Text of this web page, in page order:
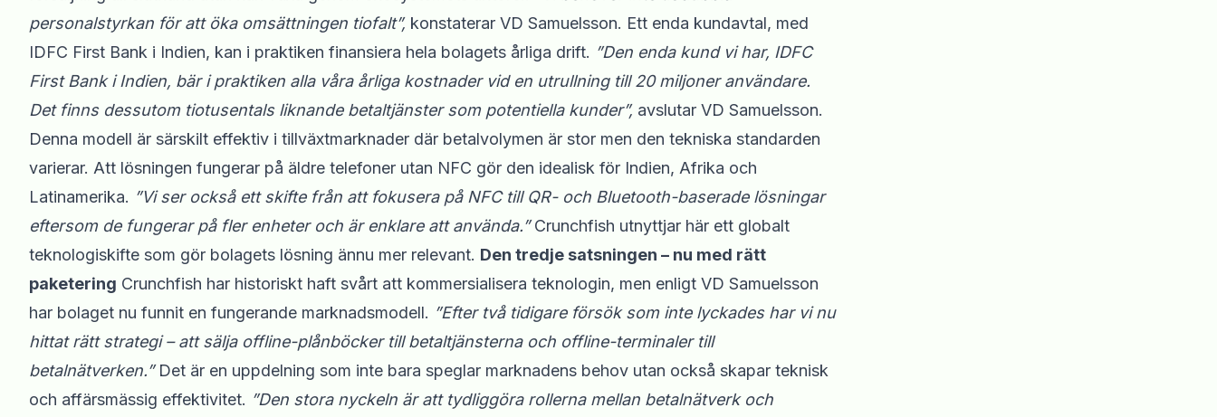
personalstyrkan för att öka omsättningen tiofalt”, konstaterar VD Samuelsson. Ett enda kundavtal, med
IDFC First Bank i Indien, kan i praktiken finansiera hela bolagets årliga drift. ”Den enda kund vi har, IDFC
First Bank i Indien, bär i praktiken alla våra årliga kostnader vid en utrullning till 20 miljoner användare.
Det finns dessutom tiotusentals liknande betaltjänster som potentiella kunder”, avslutar VD Samuelsson.
Denna modell är särskilt effektiv i tillväxtmarknader där betalvolymen är stor men den tekniska standarden
varierar. Att lösningen fungerar på äldre telefoner utan NFC gör den idealisk för Indien, Afrika och
Latinamerika. ”Vi ser också ett skifte från att fokusera på NFC till QR- och Bluetooth-baserade lösningar
eftersom de fungerar på fler enheter och är enklare att använda.”Crunchfish utnyttjar här ett globalt
teknologiskifte som gör bolagets lösning ännu mer relevant. Den tredje satsningen – nu med rätt
paketering Crunchfish har historiskt haft svårt att kommersialisera teknologin, men enligt VD Samuelsson
har bolaget nu funnit en fungerande marknadsmodell. ”Efter två tidigare försök som inte lyckades har vi nu
hittat rätt strategi – att sälja offline-plånböcker till betaltjänsterna och offline-terminaler till
betalnätverken.”Det är en uppdelning som inte bara speglar marknadens behov utan också skapar teknisk
och affärsmässig effektivitet. ”Den stora nyckeln är att tydliggöra rollerna mellan betalnätverk och